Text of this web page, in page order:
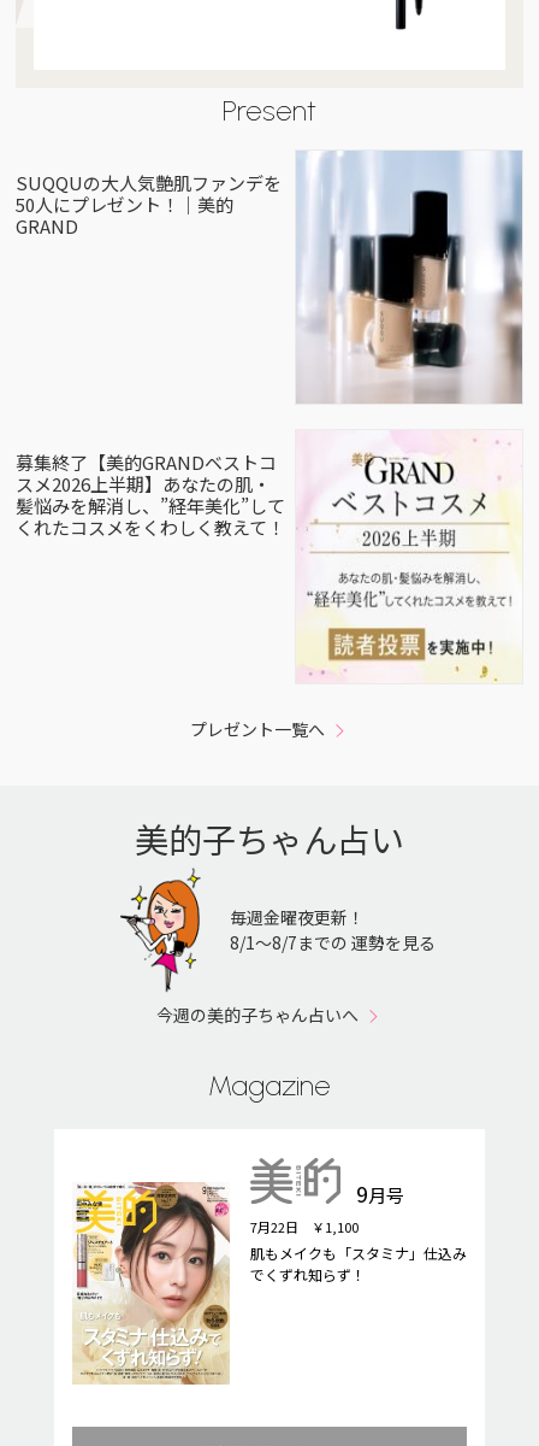
Present
SUQQUの大人気艶肌ファンデを
50人にプレゼント！｜美的
GRAND
募集終了【美的GRANDベストコ
スメ2026上半期】あなたの肌・
髪悩みを解消し、”経年美化”して
くれたコスメをくわしく教えて！
プレゼント一覧へ
美的子ちゃん占い
毎週金曜夜更新！
8/1〜8/7までの 運勢を見る
今週の美的子ちゃん占いへ
Magazine
9月号
7月22日 ￥1,100
肌もメイクも「スタミナ」仕込み
でくずれ知らず！